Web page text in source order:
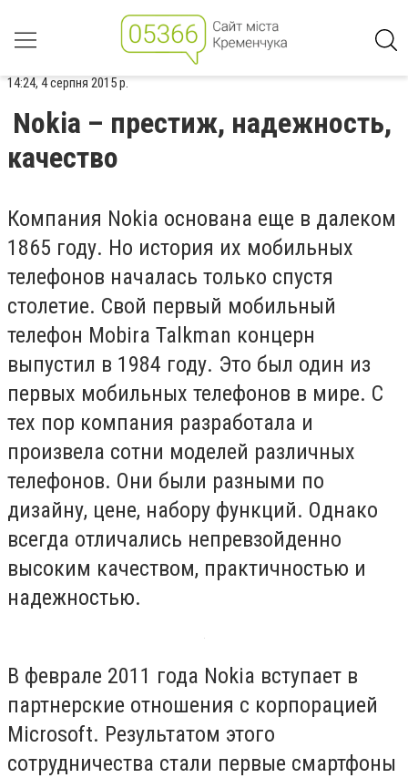
14:24, 4 серпня 2015 р.
Nokia – престиж, надежность,
качество
Компания Nokia основана еще в далеком
1865 году. Но история их мобильных
телефонов началась только спустя
столетие. Свой первый мобильный
телефон Mobira Talkman концерн
выпустил в 1984 году. Это был один из
первых мобильных телефонов в мире. С
тех пор компания разработала и
произвела сотни моделей различных
телефонов. Они были разными по
дизайну, цене, набору функций. Однако
всегда отличались непревзойденно
высоким качеством, практичностью и
надежностью.
В феврале 2011 года Nokia вступает в
партнерские отношения с корпорацией
Microsoft. Результатом этого
сотрудничества стали первые смартфоны